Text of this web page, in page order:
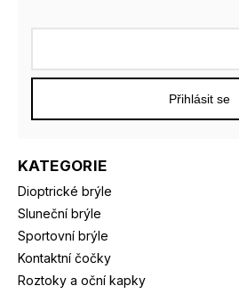
KATEGORIE
Dioptrické brýle
Sluneční brýle
Sportovní brýle
Kontaktní čočky
Roztoky a oční kapky
Přihlásit se